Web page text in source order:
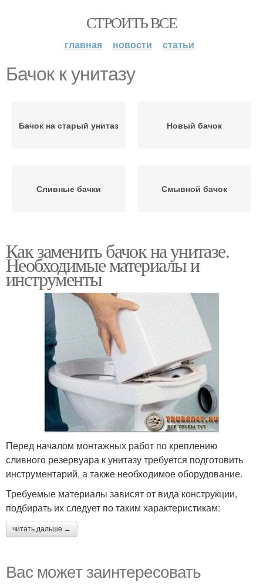
СТРОИТЬ ВСЕ
главная новости статьи
Бачок к унитазу
Бачок на старый унитаз Новый бачок
Сливные бачки Смывной бачок
Как заменить бачок на унитазе.
Необходимые материалы и
инструменты
Перед началом монтажных работ по креплению
сливного резервуара к унитазу требуется подготовить
инструментарий, а также необходимое оборудование.
Требуемые материалы зависят от вида конструкции,
подбирать их следует по таким характеристикам:
читать дальше →
Вас может заинтересовать